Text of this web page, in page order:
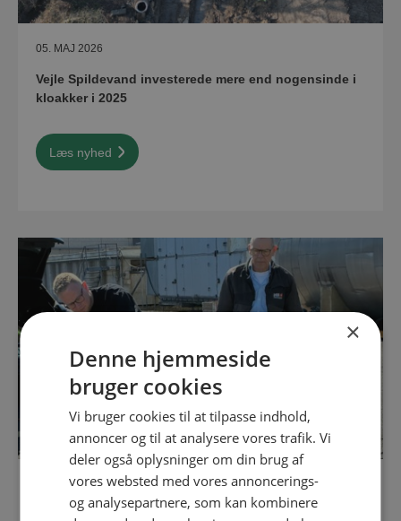
05. MAJ 2026
Vejle Spildevand investerede mere end nogensinde i
kloakker i 2025
Læs nyhed
22. APRIL 2026
Sådan træner vi varmt arbejde, inden det brænder på
×
Denne hjemmeside
bruger cookies
Vi bruger cookies til at tilpasse indhold,
annoncer og til at analysere vores trafik. Vi
deler også oplysninger om din brug af
vores websted med vores annoncerings-
og analysepartnere, som kan kombinere